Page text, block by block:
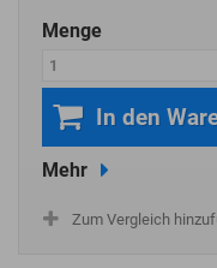
Menge
In den
Mehr
Zum Vergleich